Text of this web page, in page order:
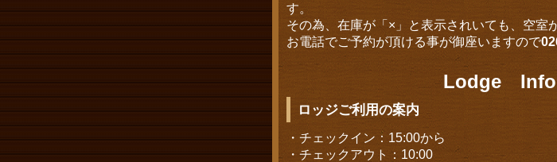
す。
その為、在庫が「×」と表示されいても、空室
お電話でご予約が頂ける事が御座いますので
Lodge
ロッジご利用の案内
・チェックイン：15:00から
・チェックアウト：10:00